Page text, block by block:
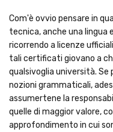
Com'è ovvio pensare in
tecnica, anche una lingua
ricorrendo a licenze
tali certificati giovano a
qualsivoglia università.
nozioni grammaticali,
assumertene la
quelle di maggior valore,
approfondimento in cui